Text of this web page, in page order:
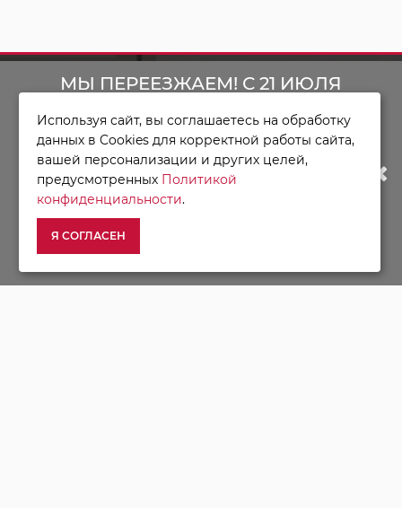
МЫ ПЕРЕЕЗЖАЕМ! С 21 ИЮЛЯ
МАГАЗИН БУДЕТ РАБОТАТЬ ПО
НОВОМУ АДРЕСУ. ПОДРОБНАЯ
ИНФОРМАЦИЯ О ПЕРЕЕЗДЕ ПО
ИНФОРМАЦИЯ
О Компании
Доставка
Условия возврата
Гарантия и сервис
Пользовательское соглашение
Используя сайт, вы соглашаетесь на обработку
данных в Cookies для корректной работы сайта,
вашей персонализации и других целей,
предусмотренных Политикой
конфиденциальности.
Я СОГЛАСЕН